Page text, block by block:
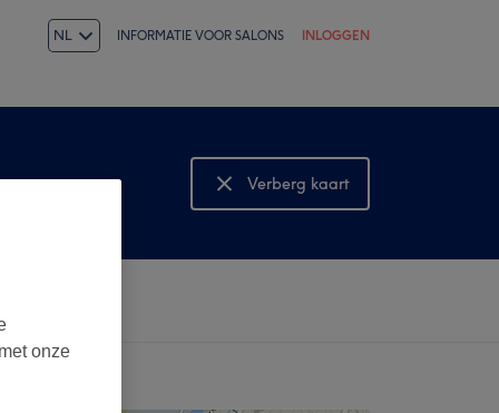
NL INFORMATIE VOOR SALONS INLOGGEN
Verberg kaart
Bekijk kaart
onze